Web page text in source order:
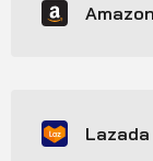
Amazon
Lazada